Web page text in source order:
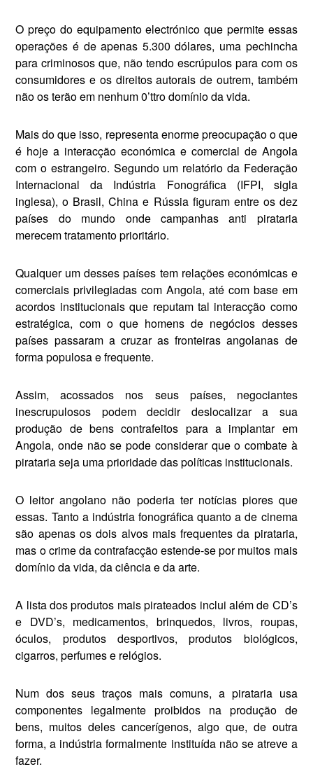
O preço do equipamento elec­trónico que permite essas
opera­ções é de apenas 5.300 dólares, uma pechincha
para criminosos que, não tendo escrúpulos para com os
consumidores e os direi­tos autorais de outrem, também
não os terão em nenhum 0’ttro domínio da vida.
Mais do que isso, representa enorme preocupação o que
é hoje a interacção económica e comer­cial de Angola
com o estrangeiro. Segundo um relatório da Federação
Internacional da Indústria Fonográfica (IFPI, sigla
inglesa), o Brasil, China e Rússia figuram entre os dez
países do mundo onde campanhas anti pirataria
merecem tratamento prioritário.
Qualquer um desses países tem relações económicas e
co­merciais privilegiadas com An­gola, até com base em
acordos institucionais que reputam tal interacção como
estratégica, com o que homens de negócios desses
países passaram a cruzar as fronteiras angolanas de
forma populosa e frequente.
Assim, acossados nos seus pa­íses, negociantes
inescrupulosos podem decidir deslocalizar a sua
produção de bens contrafei­tos para a implantar em
Angola, onde não se pode considerar que o combate à
pirataria seja uma prioridade das políticas institu­cionais.
O leitor angolano não pode­ria ter notícias piores que
essas. Tanto a indústria fonográfica quanto a de cinema
são apenas os dois alvos mais frequentes da pirataria,
mas o crime da con­trafacção estende-se por muitos mais
domínio da vida, da ciência e da arte.
A lista dos produtos mais pi­rateados inclui além de CD’s
e DVD’s, medicamentos, brin­quedos, livros, roupas,
óculos, produtos desportivos, produtos biológicos,
cigarros, perfumes e relógios.
Num dos seus traços mais comuns, a pirataria usa
compo­nentes legalmente proibidos na produção de
bens, muitos deles cancerígenos, algo que, de outra
forma, a indústria formalmente instituída não se atreve a
fazer.